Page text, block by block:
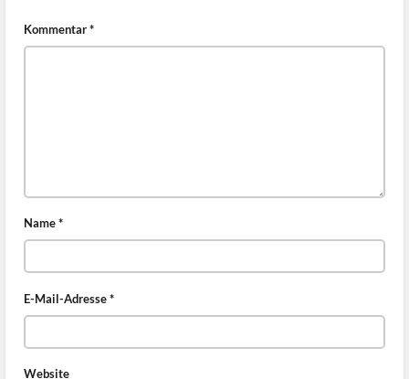
Kommentar*
Name*
E-Mail-Adresse*
Website